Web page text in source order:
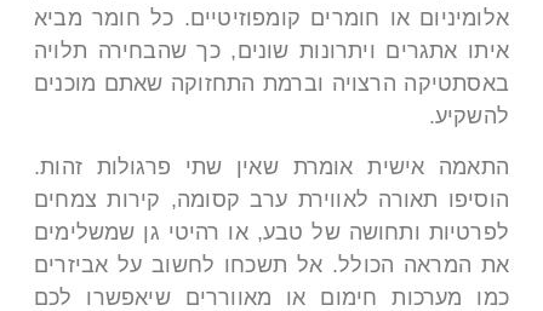
אלומיניום או חומרים קומפוזיטיים. כל חומר מביא
איתו אתגרים ויתרונות שונים, כך שהבחירה תלויה
באסתטיקה הרצויה וברמת התחזוקה שאתם מוכנים
להשקיע.
התאמה אישית אומרת שאין שתי פרגולות זהות.
הוסיפו תאורה לאווירת ערב קסומה, קירות צמחים
לפרטיות ותחושה של טבע, או רהיטי גן שמשלימים
את המראה הכולל. אל תשכחו לחשוב על אביזרים
כמו מערכות חימום או מאווררים שיאפשרו לכם